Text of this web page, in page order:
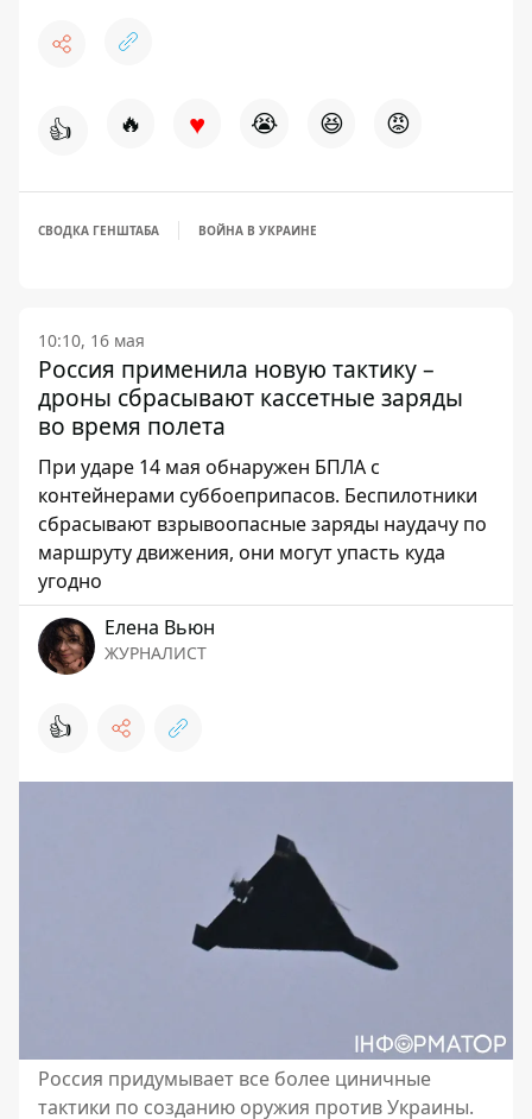
👍 🔥 ♥ 😭 😆 😡
СВОДКА ГЕНШТАБА ВОЙНА В УКРАИНЕ
10:10, 16 мая
Россия применила новую тактику –
дроны сбрасывают кассетные заряды
во время полета
При ударе 14 мая обнаружен БПЛА с
контейнерами суббоеприпасов. Беспилотники
сбрасывают взрывоопасные заряды наудачу по
маршруту движения, они могут упасть куда
угодно
Елена Вьюн
ЖУРНАЛИСТ
👍
Россия придумывает все более циничные
тактики по созданию оружия против Украины.